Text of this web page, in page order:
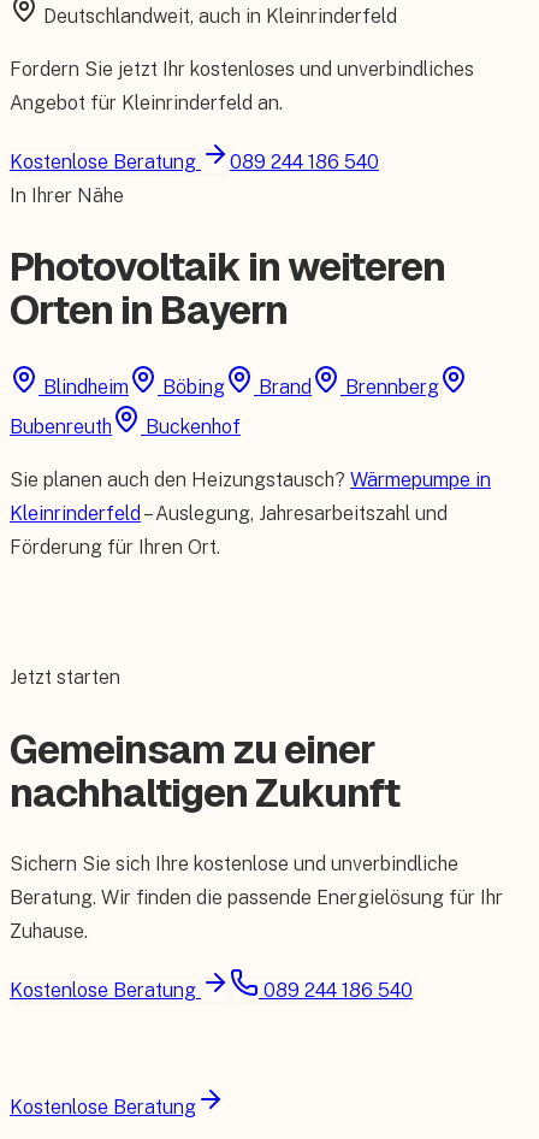
Deutschlandweit, auch in Kleinrinderfeld
Fordern Sie jetzt Ihr kostenloses und unverbindliches
Angebot für Kleinrinderfeld an.
Kostenlose Beratung
089 244 186 540
In Ihrer Nähe
Photovoltaik in weiteren
Orten in Bayern
Blindheim Böbing Brand
Brennberg
Bubenreuth
Buckenhof
Sie planen auch den Heizungstausch? Wärmepumpe in
Kleinrinderfeld – Auslegung, Jahresarbeitszahl und
Förderung für Ihren Ort.
Jetzt starten
Gemeinsam zu einer
nachhaltigen Zukunft
Sichern Sie sich Ihre kostenlose und unverbindliche
Beratung. Wir finden die passende Energielösung für Ihr
Zuhause.
Kostenlose Beratung 089 244 186 540
Kostenlose Beratung